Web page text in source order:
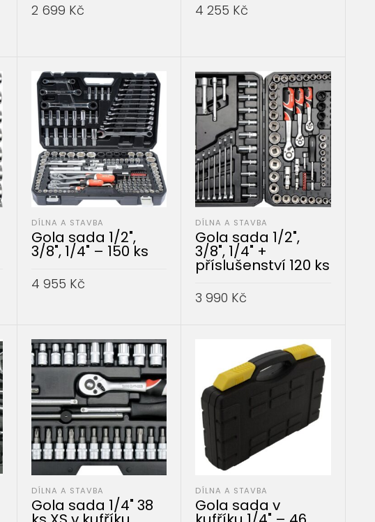
2 699 Kč 4 255 Kč
DÍLNA A STAVBA
Gola sada 1/2",
3/8", 1/4" – 150 ks
4 955 Kč
DÍLNA A STAVBA
Gola sada 1/2",
3/8", 1/4" +
příslušenství 120 ks
3 990 Kč
DÍLNA A STAVBA
Gola sada 1/4" 38
DÍLNA A STAVBA
Gola sada v